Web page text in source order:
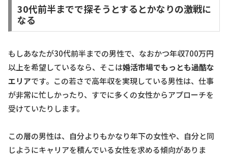
30代前半までで探そうとするとかなりの激戦に
なる
もしあなたが30代前半までの男性で、なおかつ年収700万円
以上を希望しているなら、そこは婚活市場でもっとも過酷な
エリアです。この若さで高年収を実現している男性は、仕事
が非常に忙しかったり、すでに多くの女性からアプローチを
受けていたりします。
この層の男性は、自分よりもかなり年下の女性や、自分と同
じようにキャリアを積んでいる女性を求める傾向がありま